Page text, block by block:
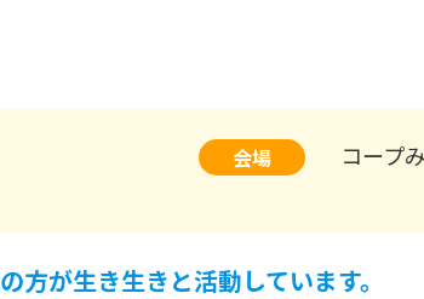
会場 コープ
方が生き生きと活動しています。